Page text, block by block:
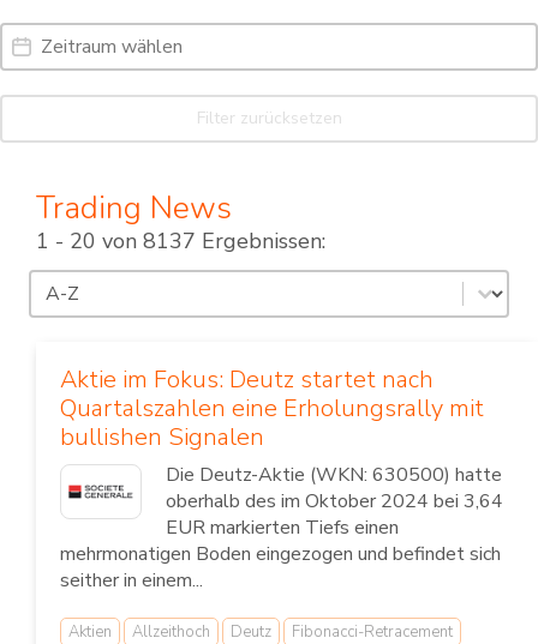
Date Range
Date
Filter zurücksetzen
Trading News
1 - 20 von 8137 Ergebnissen:
Sortierung
Sort content
Aktie im Fokus: Deutz startet nach
Quartalszahlen eine Erholungsrally mit
bullishen Signalen
Die Deutz-Aktie (WKN: 630500) hatte
oberhalb des im Oktober 2024 bei 3,64
EUR markierten Tiefs einen
mehrmonatigen Boden eingezogen und befindet sich
seither in einem...
Aktien Allzeithoch Deutz
Fibonacci-Retracement